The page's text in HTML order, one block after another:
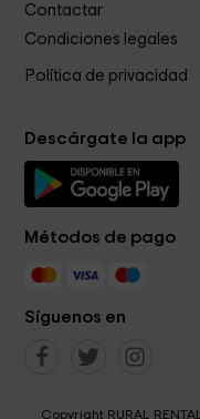
Contactar
Condiciones legales
Política de privacidad
Descárgate la app
Métodos de pago
Síguenos en
Copyright RURAL